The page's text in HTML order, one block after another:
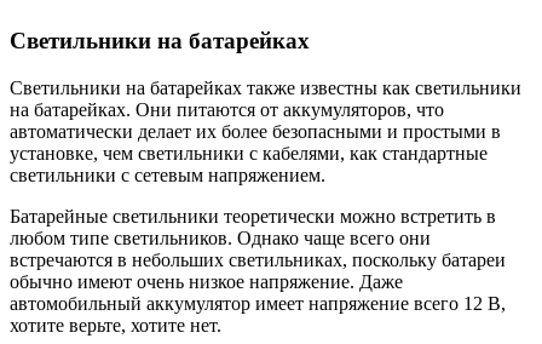
Светильники на батарейках
Светильники на батарейках также известны как светильники
на батарейках. Они питаются от аккумуляторов, что
автоматически делает их более безопасными и простыми в
установке, чем светильники с кабелями, как стандартные
светильники с сетевым напряжением.
Батарейные светильники теоретически можно встретить в
любом типе светильников. Однако чаще всего они
встречаются в небольших светильниках, поскольку батареи
обычно имеют очень низкое напряжение. Даже
автомобильный аккумулятор имеет напряжение всего 12 В,
хотите верьте, хотите нет.